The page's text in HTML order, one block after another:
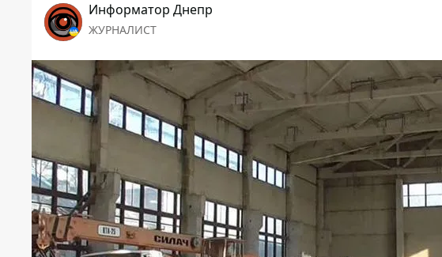
Информатор Днепр
ЖУРНАЛИСТ